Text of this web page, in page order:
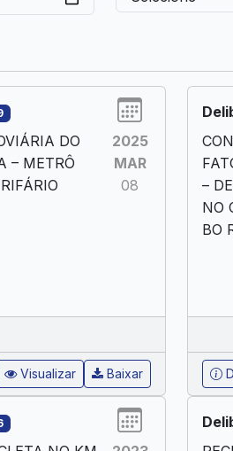
DO
– METRÔ
2025
MAR
08
Visualizar Baixar
–
NO
BO